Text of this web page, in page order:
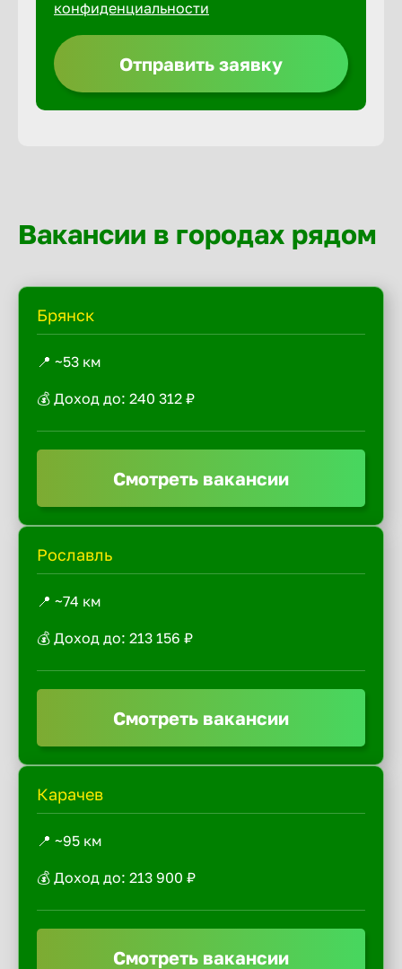
конфиденциальности
Отправить заявку
Вакансии в городах рядом
Брянск
📍 ~53 км
💰 Доход до: 240 312 ₽
Смотреть вакансии
Рославль
📍 ~74 км
💰 Доход до: 213 156 ₽
Смотреть вакансии
Карачев
📍 ~95 км
💰 Доход до: 213 900 ₽
Смотреть вакансии